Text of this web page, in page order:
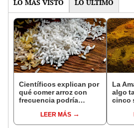
LO MÁS VISTO LO ÚLTIMO
Científicos explican por
qué comer arroz con
frecuencia podría
a un elemento tóxico y
cancerígeno
LEER MÁS
La
algo
cinco